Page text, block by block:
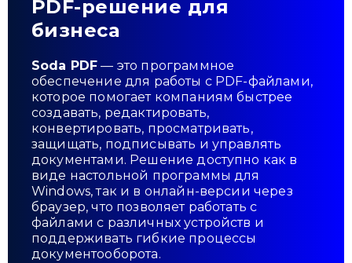
PDF-решение для
бизнеса
Soda PDF — это программное
обеспечение для работы с PDF-файлами,
которое помогает компаниям быстрее
создавать, редактировать,
конвертировать, просматривать,
защищать, подписывать и управлять
документами. Решение доступно как в
виде настольной программы для
Windows, так и в онлайн-версии через
браузер, что позволяет работать с
файлами с различных устройств и
поддерживать гибкие процессы
документооборота.